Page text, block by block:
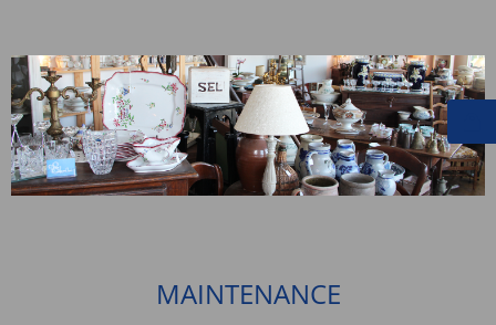
MAINTENANCE